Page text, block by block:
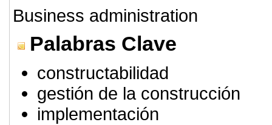
Business administration
Palabras Clave
constructabilidad
gestión de la construcción
implementación